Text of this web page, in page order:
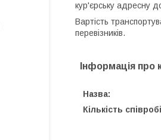
кур'єрську адресну
Вартість
перевізників.
Інформація про
Назва:
Кількість